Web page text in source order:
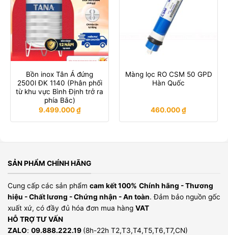
Bồn inox Tân Á đứng
2500l ĐK 1140 (Phân phối
từ khu vực Bình Định trở ra
phía Bắc)
9.499.000₫
Màng lọc RO CSM 50 GPD
Hàn Quốc
460.000₫
SẢN PHẨM CHÍNH HÃNG
Cung cấp các sản phẩm cam kết 100% Chính hãng - Thương
hiệu - Chất lương - Chứng nhận - An toàn. Đảm bảo nguồn gốc
xuất xứ, có đầy đủ hóa đơn mua hàng VAT
HỖ TRỢ TƯ VẤN
ZALO: 09.888.222.19 (8h-22h T2,T3,T4,T5,T6,T7,CN)